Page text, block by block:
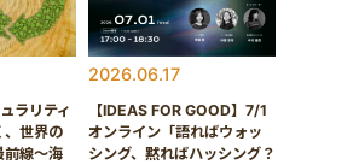
ラリティ
、世界の
前線〜海
2026.06.17
【IDEAS FOR GOOD】7/1
オンライン「語ればウォッ
シング、黙ればハッシング？